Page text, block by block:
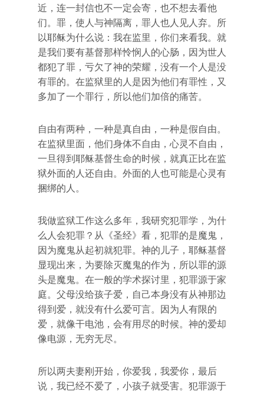
近，连一封信也不一定会寄，也不想去看他
们。罪，使人与神隔离，罪人也人见人弃。所
以耶稣为什么说：我在监里，你们来看我。就
是我们要有基督那样怜悯人的心肠，因为世人
都犯了罪，亏欠了神的荣耀，没有一个人是没
有罪的。在监狱里的人是因为他们有罪性，又
多加了一个罪行，所以他们加倍的痛苦。
自由有两种，一种是真自由，一种是假自由。
在监狱里面，他们身体不自由，心灵不自由，
一旦得到耶稣基督生命的时候，就真正比在监
狱外面的人还自由。外面的人也可能是心灵有
捆绑的人。
我做监狱工作这么多年，我研究犯罪学，为什
么人会犯罪？从《圣经》看，犯罪的是魔鬼，
因为魔鬼从起初就犯罪。神的儿子，耶稣基督
显现出来，为要除灭魔鬼的作为，所以罪的源
头是魔鬼。在一般的学术探讨里，犯罪源于家
庭。父母没给孩子爱，自己本身没有从神那边
得到爱，就没有什么爱可言。因为人有限的
爱，就像干电池，会有用尽的时候。神的爱却
像电源，无穷无尽。
所以两夫妻刚开始，你爱我，我爱你，最后
说，我已经不爱了，小孩子就受害。犯罪源于